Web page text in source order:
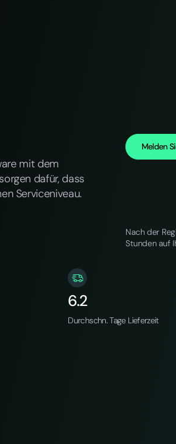
mit dem
dafür, dass
Serviceniveau.
Melden
Nach der
Stunden auf
6.2
Durchschn. Tage Lieferzeit